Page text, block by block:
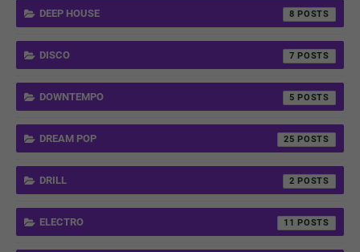
DEEP HOUSE 8
DISCO 7
DOWNTEMPO 5
DREAM POP 25
DRILL 2
ELECTRO 11